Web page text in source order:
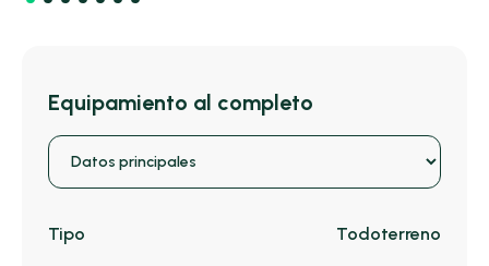
Equipamiento al completo
Tipo Todoterreno